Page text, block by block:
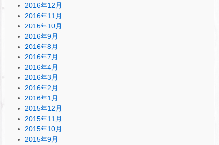
2016年12月
2016年11月
2016年10月
2016年9月
2016年8月
2016年7月
2016年4月
2016年3月
2016年2月
2016年1月
2015年12月
2015年11月
2015年10月
2015年9月